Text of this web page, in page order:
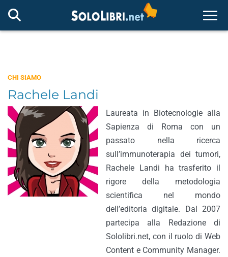
CHI SIAMO
Rachele Landi
Laureata in Biotecnologie alla
Sapienza di Roma con un
passato nella ricerca
sull’immunoterapia dei tumori,
Rachele Landi ha trasferito il
rigore della metodologia
scientifica nel mondo
dell’editoria digitale. Dal 2007
partecipa alla Redazione di
Sololibri.net, con il ruolo di Web
Content e Community Manager.